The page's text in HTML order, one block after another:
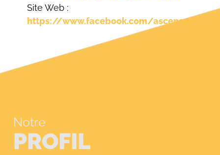
Site Web :
https://www.facebook.com/
Notre
PROFIL